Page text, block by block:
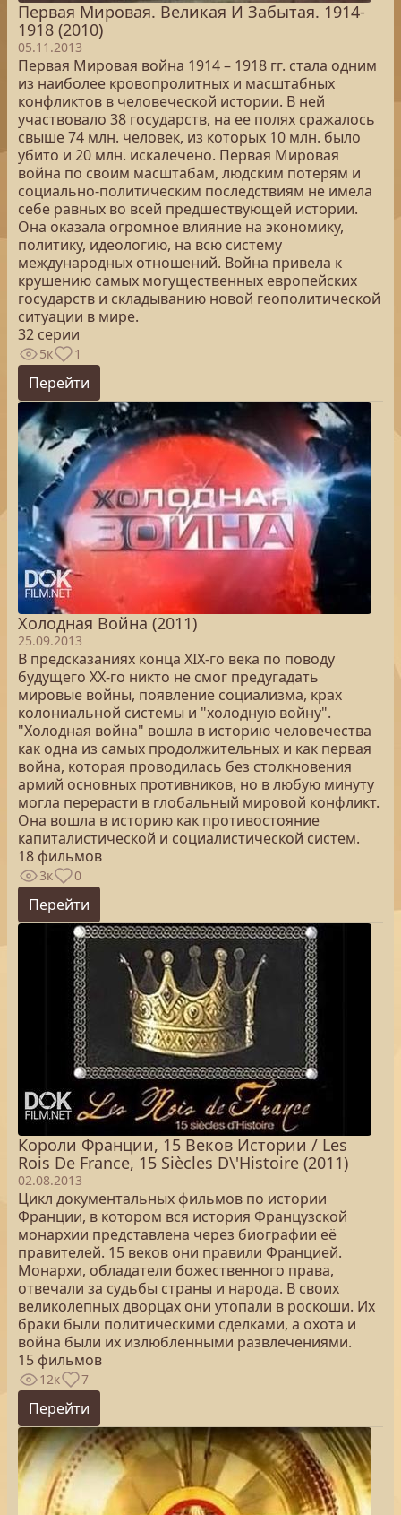
Первая Мировая. Великая И Забытая. 1914-
1918 (2010)
05.11.2013
Первая Мировая война 1914 – 1918 гг. стала одним
из наиболее кровопролитных и масштабных
конфликтов в человеческой истории. В ней
участвовало 38 государств, на ее полях сражалось
свыше 74 млн. человек, из которых 10 млн. было
убито и 20 млн. искалечено. Первая Мировая
война по своим масштабам, людским потерям и
социально-политическим последствиям не имела
себе равных во всей предшествующей истории.
Она оказала огромное влияние на экономику,
политику, идеологию, на всю систему
международных отношений. Война привела к
крушению самых могущественных европейских
государств и складыванию новой геополитической
ситуации в мире.
32 серии
5к 1
Перейти
Холодная Война (2011)
25.09.2013
В предсказаниях конца XIX-го века по поводу
будущего XX-го никто не смог предугадать
мировые войны, появление социализма, крах
колониальной системы и "холодную войну".
"Холодная война" вошла в историю человечества
как одна из самых продолжительных и как первая
война, которая проводилась без столкновения
армий основных противников, но в любую минуту
могла перерасти в глобальный мировой конфликт.
Она вошла в историю как противостояние
капиталистической и социалистической систем.
18 фильмов
3к 0
Перейти
Короли Франции, 15 Веков Истории / Les
Rois De France, 15 Siècles D\'Histoire (2011)
02.08.2013
Цикл документальных фильмов по истории
Франции, в котором вся история Французской
монархии представлена через биографии её
правителей. 15 веков они правили Францией.
Монархи, обладатели божественного права,
отвечали за судьбы страны и народа. В своих
великолепных дворцах они утопали в роскоши. Их
браки были политическими сделками, а охота и
война были их излюбленными развлечениями.
15 фильмов
12к 7
Перейти